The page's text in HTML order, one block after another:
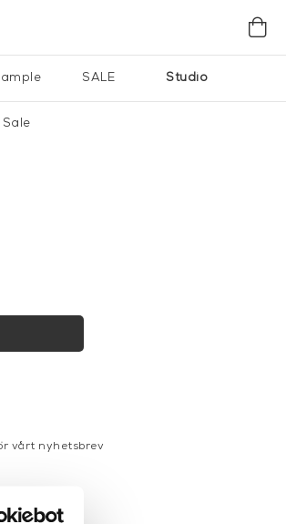
Studio
Sale
SALE
vårt nyhetsbrev